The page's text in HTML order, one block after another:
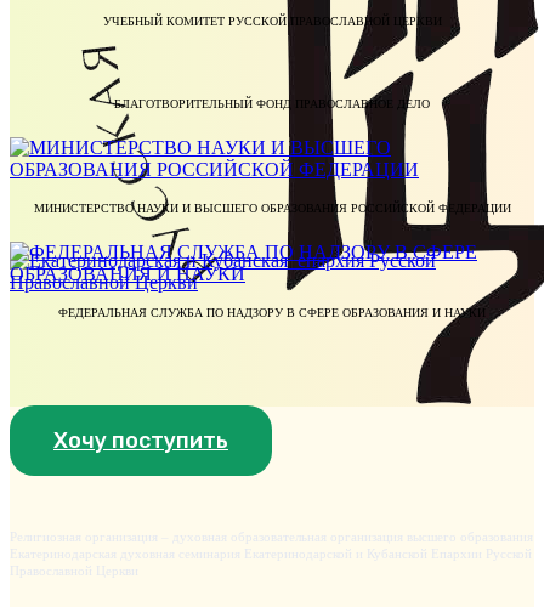
УЧЕБНЫЙ КОМИТЕТ РУССКОЙ ПРАВОСЛАВНОЙ ЦЕРКВИ
БЛАГОТВОРИТЕЛЬНЫЙ ФОНД ПРАВОСЛАВНОЕ ДЕЛО
МИНИСТЕРСТВО НАУКИ И ВЫСШЕГО ОБРАЗОВАНИЯ РОССИЙСКОЙ ФЕДЕРАЦИИ
ФЕДЕРАЛЬНАЯ СЛУЖБА ПО НАДЗОРУ В СФЕРЕ ОБРАЗОВАНИЯ И НАУКИ
Хочу поступить
Религиозная организация – духовная образовательная организация высшего образования
Екатеринодарская духовная семинария Екатеринодарской и Кубанской Епархии Русской
Православной Церкви